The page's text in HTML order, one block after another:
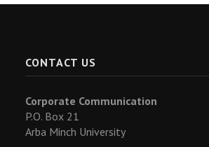
CONTACT US
Corporate Communication
P.O. Box 21
Arba Minch University